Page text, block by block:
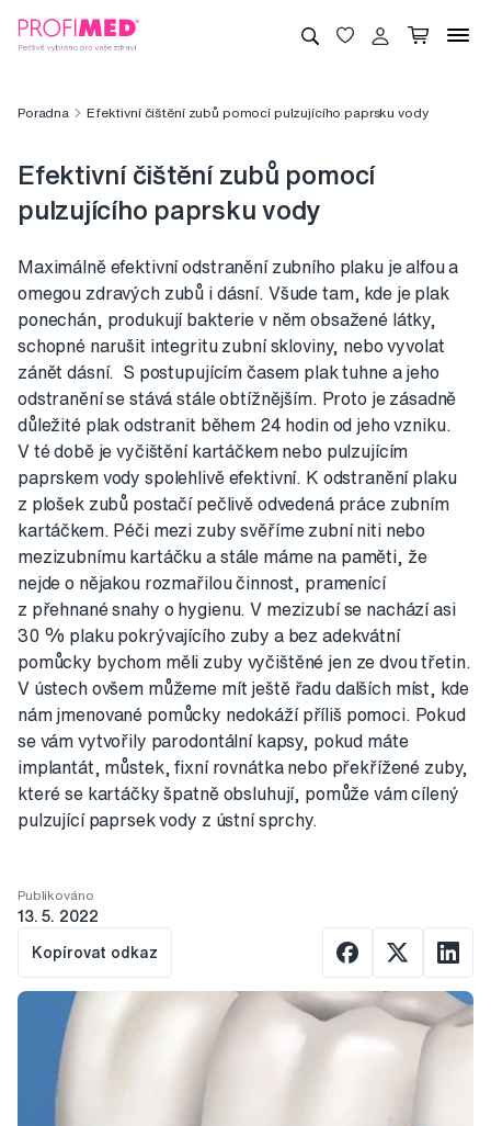
Poradna Efektivní čištění zubů pomocí pulzujícího paprsku vody
Efektivní čištění zubů pomocí
pulzujícího paprsku vody
Maximálně efektivní odstranění zubního plaku je alfou a
omegou zdravých zubů i dásní. Všude tam, kde je plak
ponechán, produkují bakterie v něm obsažené látky,
schopné narušit integritu zubní skloviny, nebo vyvolat
zánět dásní. S postupujícím časem plak tuhne a jeho
odstranění se stává stále obtížnějším. Proto je zásadně
důležité plak odstranit během 24 hodin od jeho vzniku.
V té době je vyčištění kartáčkem nebo pulzujícím
paprskem vody spolehlivě efektivní. K odstranění plaku
z plošek zubů postačí pečlivě odvedená práce zubním
kartáčkem. Péči mezi zuby svěříme zubní niti nebo
mezizubnímu kartáčku a stále máme na paměti, že
nejde o nějakou rozmařilou činnost, pramenící
z přehnané snahy o hygienu. V mezizubí se nachází asi
30 % plaku pokrývajícího zuby a bez adekvátní
pomůcky bychom měli zuby vyčištěné jen ze dvou třetin.
V ústech ovšem můžeme mít ještě řadu dalších míst, kde
nám jmenované pomůcky nedokáží příliš pomoci. Pokud
se vám vytvořily parodontální kapsy, pokud máte
implantát, můstek, fixní rovnátka nebo překřížené zuby,
které se kartáčky špatně obsluhují, pomůže vám cílený
pulzující paprsek vody z ústní sprchy.
Publikováno
13. 5. 2022
Kopírovat odkaz